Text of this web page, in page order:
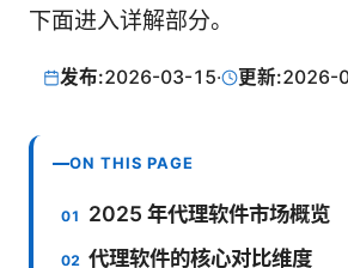
下面进入详解部分。
发布:2026-03-15· 更新:2026-
ON THIS PAGE
2025 年代理软件市场概览
代理软件的核心对比维度